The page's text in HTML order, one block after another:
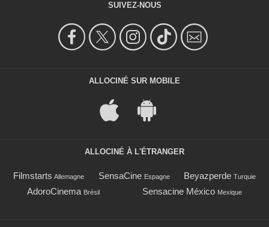
SUIVEZ-NOUS
ALLOCINÉ SUR MOBILE
ALLOCINÉ À L'ÉTRANGER
Filmstarts Allemagne SensaCine Espagne Beyazperde Turquie
AdoroCinema Brésil Sensacine México Mexique